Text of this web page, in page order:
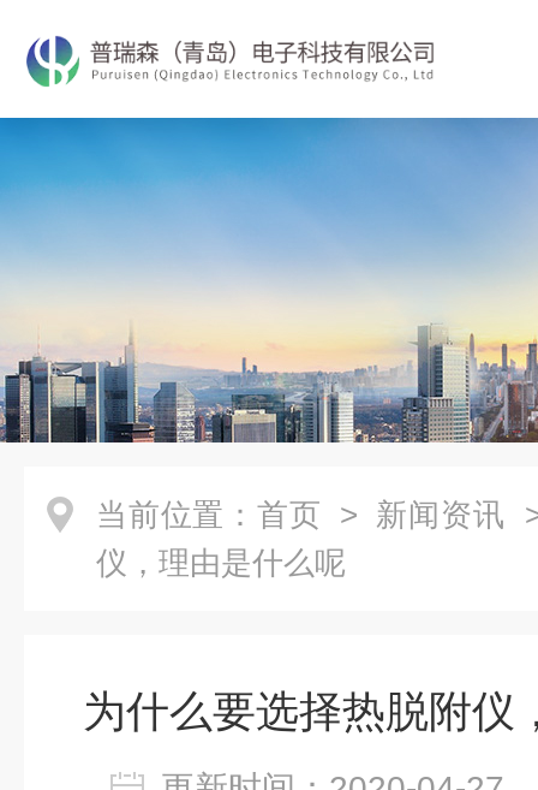
当前位置： 首页 > 新闻资讯
仪，理由是什么呢
为什么要选择热脱附仪